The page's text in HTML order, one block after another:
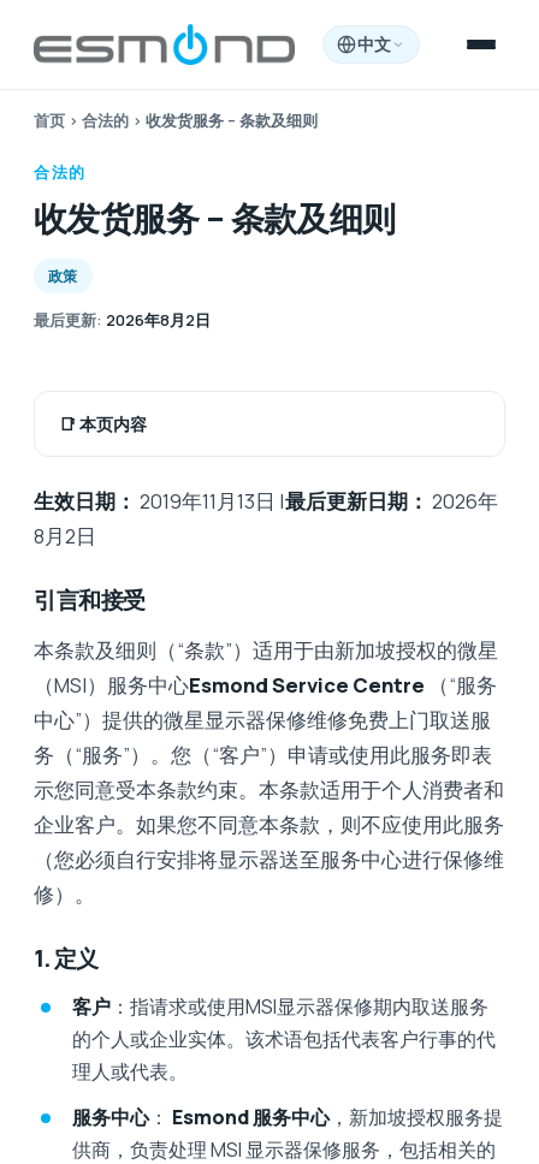
中文
首页 › 合法的 › 收发货服务 – 条款及细则
合法的
收发货服务 – 条款及细则
政策
最后更新: 2026年8月2日
📑 本页内容
生效日期： 2019年11月13日 |最后更新日期： 2026年
8月2日
引言和接受
本条款及细则（“条款”）适用于由新加坡授权的微星
（MSI）服务中心Esmond Service Centre （“服务
中心”）提供的微星显示器保修维修免费上门取送服
务（“服务”）。您（“客户”）申请或使用此服务即表
示您同意受本条款约束。本条款适用于个人消费者和
企业客户。如果您不同意本条款，则不应使用此服务
（您必须自行安排将显示器送至服务中心进行保修维
修）。
1. 定义
客户 ：指请求或使用MSI显示器保修期内取送服务
的个人或企业实体。该术语包括代表客户行事的代
理人或代表。
服务中心： Esmond 服务中心，新加坡授权服务提
供商，负责处理 MSI 显示器保修服务，包括相关的